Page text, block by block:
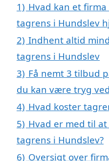
1) Hvad kan et
tagrens i Hundslev
2) Indhent altid
tagrens i Hundslev
3) Få nemt 3 tilbud
du kan være tryg ved
4) Hvad koster
5) Hvad er med til
tagrens i Hundslev?
6) Oversigt over